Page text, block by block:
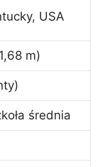
USA
m)
średnia